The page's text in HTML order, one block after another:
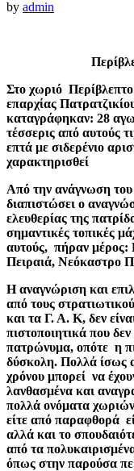
by admin
Στο χωριό
επαρχίας
καταγράφηκαν: 28
τέσσερις από αυτούς
επτά με σιδερένιο
χαρακτηρισθεί
Από την ανάγνωση
διαπιστώσει ο
ελευθερίας της
σημαντικές τοπικές
αυτούς, πήραν μέρος:
Πειραιά, Νεόκαστρο
Η αναγνώριση και
από τους
και τα Γ. Α. Κ, δεν
πιστοποιητικά που
πατρώνυμα, οπότε η
δύσκολη. Πολλά ίσως
χρόνου μπορεί να
λανθασμένα και
πολλά ονόματα
είτε από παραφθορά
αλλά και το
από τα
όπως στην παρούσα